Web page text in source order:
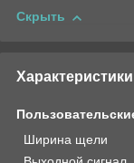
Скрыть
Характеристики
Ширина щели